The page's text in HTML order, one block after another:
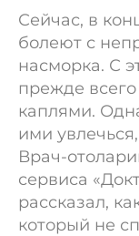
Сейчас, в
болеют с
насморка. С
прежде
каплями.
ими
Врач-
сервиса
рассказал,
который не